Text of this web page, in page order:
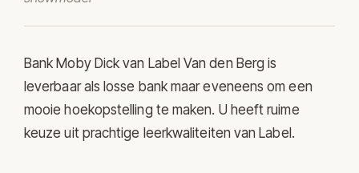
Bank Moby Dick van Label Van den Berg is
leverbaar als losse bank maar eveneens om een
mooie hoekopstelling te maken. U heeft ruime
keuze uit prachtige leerkwaliteiten van Label.